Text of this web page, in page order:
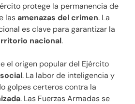
protege la permanencia de
lasamenazas del crimen. La
es clave para garantizar la
nacional.
el origen popular del Ejército
. La labor de inteligencia y
golpes certeros contra la
. Las Fuerzas Armadas se